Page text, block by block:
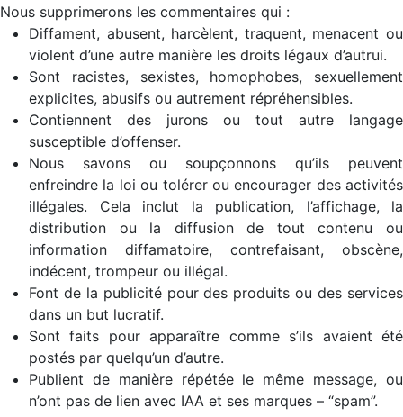
Nous supprimerons les commentaires qui :
Diffament, abusent, harcèlent, traquent, menacent ou
violent d’une autre manière les droits légaux d’autrui.
Sont racistes, sexistes, homophobes, sexuellement
explicites, abusifs ou autrement répréhensibles.
Contiennent des jurons ou tout autre langage
susceptible d’offenser.
Nous savons ou soupçonnons qu’ils peuvent
enfreindre la loi ou tolérer ou encourager des activités
illégales. Cela inclut la publication, l’affichage, la
distribution ou la diffusion de tout contenu ou
information diffamatoire, contrefaisant, obscène,
indécent, trompeur ou illégal.
Font de la publicité pour des produits ou des services
dans un but lucratif.
Sont faits pour apparaître comme s’ils avaient été
postés par quelqu’un d’autre.
Publient de manière répétée le même message, ou
n’ont pas de lien avec IAA et ses marques – “spam”.